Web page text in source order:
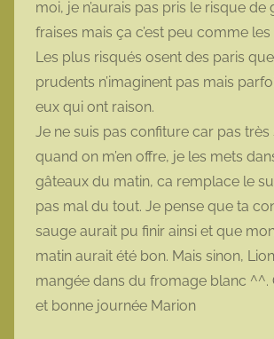
moi, je n’aurais pas pris le risque de
fraises mais ça c’est peu comme
Les plus risqués osent des paris
prudents n’imaginent pas mais
eux qui ont raison.
Je ne suis pas confiture car pas très
quand on m’en offre, je les mets
gâteaux du matin, ca remplace le
pas mal du tout. Je pense que ta
sauge aurait pu finir ainsi et que
matin aurait été bon. Mais sinon,
mangée dans du fromage blanc ^^.
et bonne journée Marion